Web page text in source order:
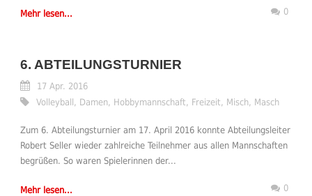
Mehr lesen... 0
6. ABTEILUNGSTURNIER
17 Apr. 2016
Volleyball, Damen, Hobbymannschaft, Freizeit, Misch, Masch
Zum 6. Abteilungsturnier am 17. April 2016 konnte Abteilungsleiter
Robert Seller wieder zahlreiche Teilnehmer aus allen Mannschaften
begrüßen. So waren Spielerinnen der...
Mehr lesen... 0